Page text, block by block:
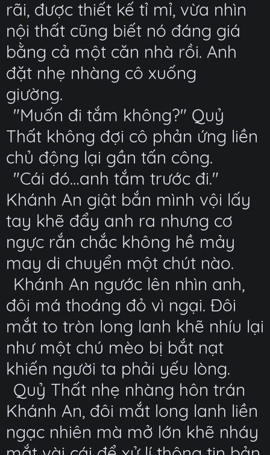
rãi, được thiết kế tỉ mỉ, vừa nhìn
nội thất cũng biết nó đáng giá
bằng cả một căn nhà rồi. Anh
đặt nhẹ nhàng cô xuống
giường.
"Muốn đi tắm không?" Quỷ
Thất không đợi cô phản ứng liền
chủ động lại gần tấn công.
"Cái đó…anh tắm trước đi."
Khánh An giật bắn mình vội lấy
tay khẽ đẩy anh ra nhưng cơ
ngực rắn chắc không hề mảy
may di chuyển một chút nào.
Khánh An ngước lên nhìn anh,
đôi má thoáng đỏ vì ngại. Đôi
mắt to tròn long lanh khẽ nhíu lại
như một chú mèo bị bắt nạt
khiến người ta phải yếu lòng.
Quỷ Thất nhẹ nhàng hôn trán
Khánh An, đôi mắt long lanh liền
ngạc nhiên mà mở lớn khẽ nháy